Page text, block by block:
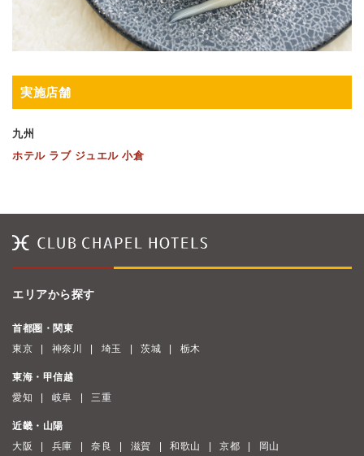
実施店舗
九州
ホテル ラブ ジュエル 小倉
エリアから探す
首都圏・関東
東京
神奈川 埼玉 茨城 栃木
東海・甲信越
愛知
岐阜 三重
近畿・山陽
大阪
兵庫 奈良 滋賀 和歌山 京都 岡山